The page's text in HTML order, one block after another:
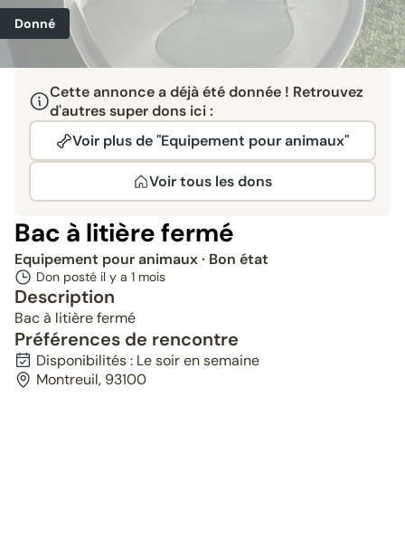
Donné
Cette annonce a déjà été donnée ! Retrouvez
d'autres super dons ici :
Voir plus de "Equipement pour animaux"
Voir tous les dons
Bac à litière fermé
Equipement pour animaux· Bon état
Don posté il y a 1 mois
Description
Bac à litière fermé
Préférences de rencontre
Disponibilités : Le soir en semaine
Montreuil, 93100